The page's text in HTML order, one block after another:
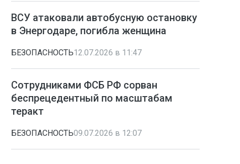
ВСУ атаковали автобусную остановку
в Энергодаре, погибла женщина
БЕЗОПАСНОСТЬ12.07.2026 в 11:47
Сотрудниками ФСБ РФ сорван
беспрецедентный по масштабам
теракт
БЕЗОПАСНОСТЬ09.07.2026 в 12:07